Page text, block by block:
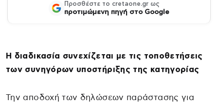
Προσθέστε το cretaone.gr ως
προτιμώμενη πηγή στο Google
Η διαδικασία συνεχίζεται με τις τοποθετήσεις
των συνηγόρων υποστήριξης της κατηγορίας
Την αποδοχή των δηλώσεων παράστασης για